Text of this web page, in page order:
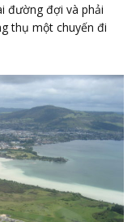
đường đợi và phải
thụ một chuyến đi